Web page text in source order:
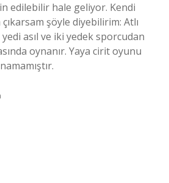
edilebilir hale geliyor. Kendi
şöyle diyebilirim: Atlı
asıl ve iki yedek sporcudan
oynanır. Yaya cirit oyunu